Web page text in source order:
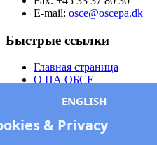
E-mail: osce@oscepa.dk
Быстрые ссылки
Главная страница
О ПА ОБСЕ
Члены
Документы
OSCE.org
ENGLISH
& Privacy